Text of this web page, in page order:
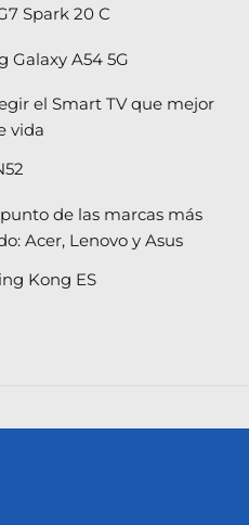
Spark 20 C
Galaxy A54 5G
el Smart TV que mejor
vida
de las marcas más
Acer, Lenovo y Asus​
Kong ES